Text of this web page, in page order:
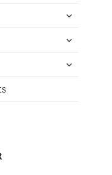
ouvrir
sous-
ouvrir
sous-
ouvrir